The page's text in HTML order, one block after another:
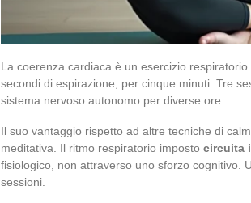
La coerenza cardiaca è un esercizio
secondi di espirazione, per cinque minuti. Tre
sistema nervoso autonomo per diverse ore.
Il suo vantaggio rispetto ad altre tecniche di
meditativa. Il ritmo respiratorio imposto circuita
fisiologico, non attraverso uno sforzo cognitivo.
sessioni.